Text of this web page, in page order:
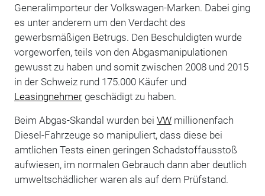
Generalimporteur der Volkswagen-Marken. Dabei ging
es unter anderem um den Verdacht des
gewerbsmäßigen Betrugs. Den Beschuldigten wurde
vorgeworfen, teils von den Abgasmanipulationen
gewusst zu haben und somit zwischen 2008 und 2015
in der Schweiz rund 175.000 Käufer und
Leasingnehmergeschädigt zu haben.
Beim Abgas-Skandal wurden bei VWmillionenfach
Diesel-Fahrzeuge so manipuliert, dass diese bei
amtlichen Tests einen geringen Schadstoffausstoß
aufwiesen, im normalen Gebrauch dann aber deutlich
umweltschädlicher waren als auf dem Prüfstand.